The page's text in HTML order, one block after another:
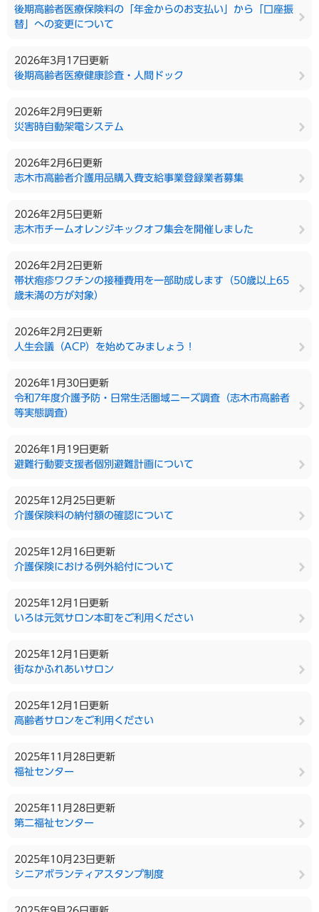
後期高齢者医療保険料の「年金からのお支払い」から「口座振
替」への変更について
2026年3月17日更新
後期高齢者医療健康診査・人間ドック
2026年2月9日更新
災害時自動架電システム
2026年2月6日更新
志木市高齢者介護用品購入費支給事業登録業者募集
2026年2月5日更新
志木市チームオレンジキックオフ集会を開催しました
2026年2月2日更新
帯状疱疹ワクチンの接種費用を一部助成します（50歳以上65
歳未満の方が対象）
2026年2月2日更新
人生会議（ACP）を始めてみましょう！
2026年1月30日更新
令和7年度介護予防・日常生活圏域ニーズ調査（志木市高齢者
等実態調査）
2026年1月19日更新
避難行動要支援者個別避難計画について
2025年12月25日更新
介護保険料の納付額の確認について
2025年12月16日更新
介護保険における例外給付について
2025年12月1日更新
いろは元気サロン本町をご利用ください
2025年12月1日更新
街なかふれあいサロン
2025年12月1日更新
高齢者サロンをご利用ください
2025年11月28日更新
福祉センター
2025年11月28日更新
第二福祉センター
2025年10月23日更新
シニアボランティアスタンプ制度